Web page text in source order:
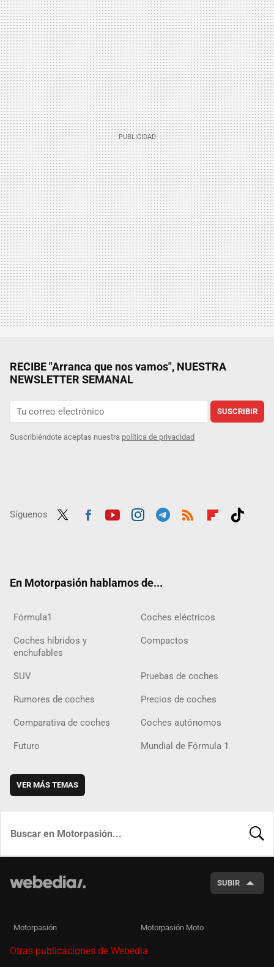
RECIBE "Arranca que nos vamos", NUESTRA
NEWSLETTER SEMANAL
SUSCRIBIR
Suscribiéndote aceptas nuestra política de privacidad
Síguenos
En Motorpasión hablamos de...
Fórmula1 Coches eléctricos
Coches híbridos y
enchufables
Compactos
SUV Pruebas de coches
Rumores de coches Precios de coches
Comparativa de coches Coches autónomos
Futuro Mundial de Fórmula 1
VER MÁS TEMAS
SUBIR
Motorpasión Motorpasión Moto
Otras publicaciones de Webedia